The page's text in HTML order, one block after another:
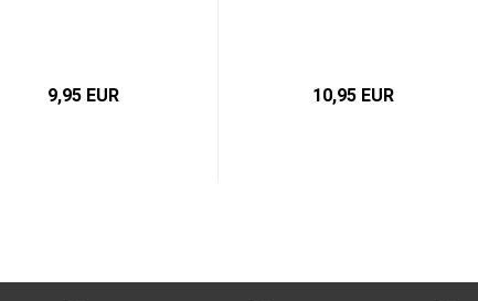
9,95 EUR 10,95 EUR